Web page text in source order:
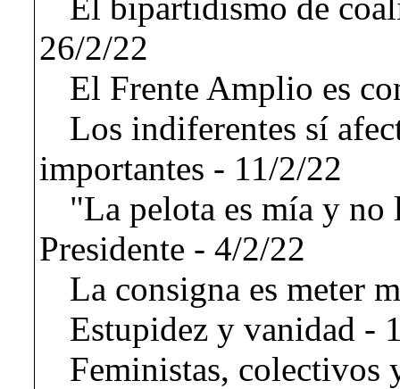
26/2/22
El Frente Amplio es
Los indiferentes sí
importantes - 11/2/22
"La pelota es mía y no
Presidente - 4/2/22
La consigna es meter
Estupidez y vanidad -
Feministas, colectivos